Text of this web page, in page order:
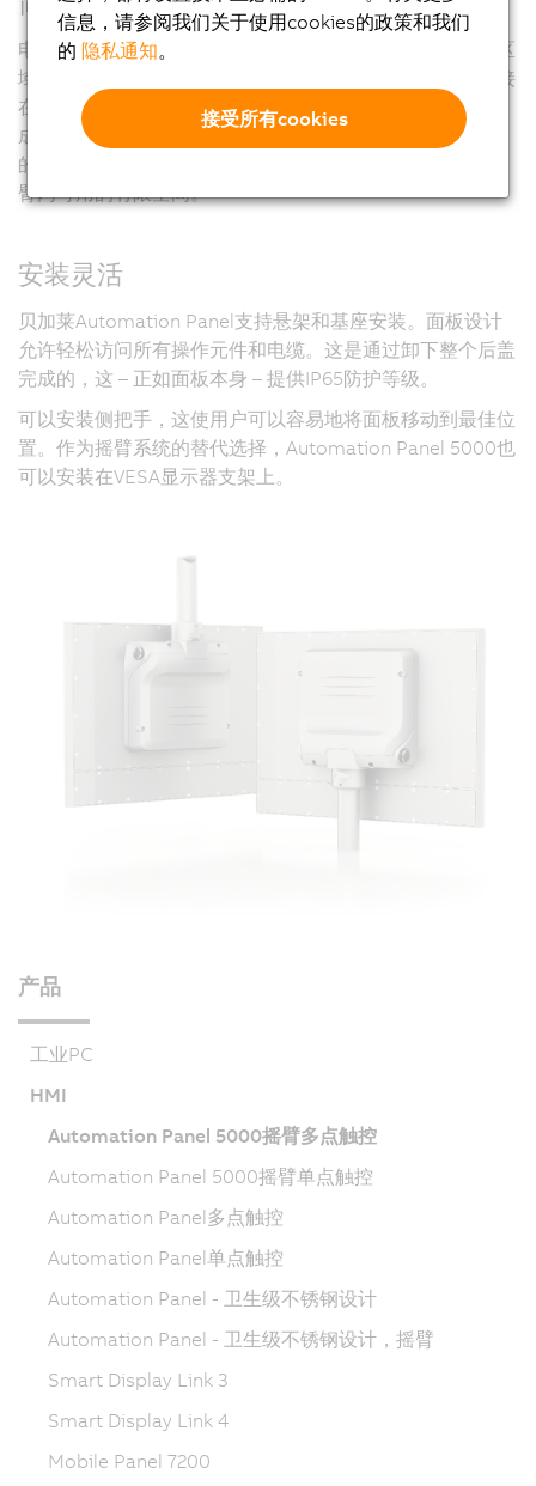
电缆通过摇臂系统安装，并可轻松连至带IP65防护等级的区
域，这样就能使用低成本的标准电缆。安装的面板直接连接
在摇臂上。设备设置与设备安装一样采取模块化的方式完
成。选择贝加莱新一代显示传输技术Smart Display Link 3
的客户可以从纤细的RJ45接头中获益，它完美地适用于摇
臂内可用的有限空间。
安装灵活
贝加莱Automation Panel支持悬架和基座安装。面板设计
允许轻松访问所有操作元件和电缆。这是通过卸下整个后盖
完成的，这 – 正如面板本身 – 提供IP65防护等级。
可以安装侧把手，这使用户可以容易地将面板移动到最佳位
置。作为摇臂系统的替代选择，Automation Panel 5000也
可以安装在VESA显示器支架上。
产品
工业PC
HMI
Automation Panel 5000摇臂多点触控
Automation Panel 5000摇臂单点触控
Automation Panel多点触控
Automation Panel单点触控
Automation Panel - 卫生级不锈钢设计
Automation Panel - 卫生级不锈钢设计，摇臂
Smart Display Link 3
Smart Display Link 4
Mobile Panel 7200
信息，请参阅我们关于使用cookies的政策和我们
的 隐私通知。
接受所有cookies